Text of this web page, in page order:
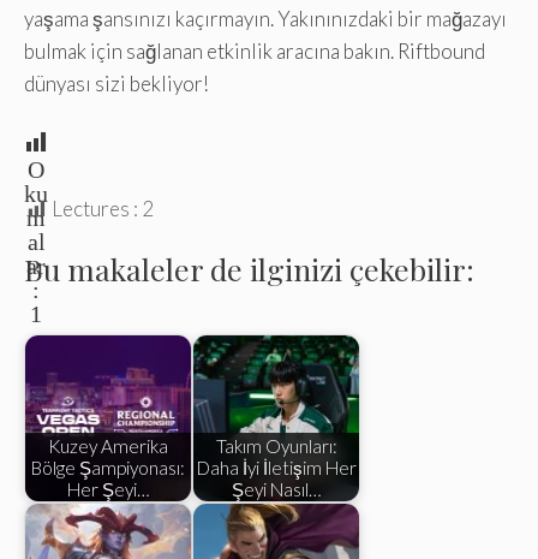
yaşama şansınızı kaçırmayın. Yakınınızdaki bir mağazayı
bulmak için sağlanan etkinlik aracına bakın. Riftbound
dünyası sizi bekliyor!
O
ku
m
al
ar
:
1
Lectures : 2
Bu makaleler de ilginizi çekebilir:
Kuzey Amerika
Bölge Şampiyonası:
Her Şeyi…
Takım Oyunları:
Daha İyi İletişim Her
Şeyi Nasıl…